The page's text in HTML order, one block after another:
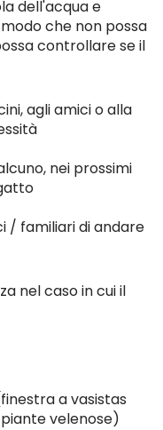
dell'acqua e
che non possa
controllare se il
agli amici o alla
nei prossimi
/ familiari di andare
nel caso in cui il
a vasistas
velenose)